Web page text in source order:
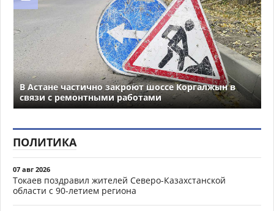
В Астане частично закроют шоссе Коргалжын в
связи с ремонтными работами
ПОЛИТИКА
07 авг 2026
Токаев поздравил жителей Северо-Казахстанской
области с 90-летием региона